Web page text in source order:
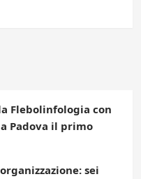
Flebolinfologia con
Padova il primo
sei